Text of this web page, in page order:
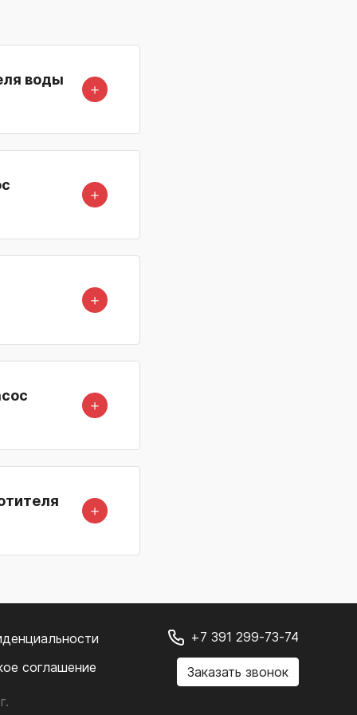
воды
＋
＋
＋
＋
＋
соглашение
+7 391 299-73-74
Заказать звонок